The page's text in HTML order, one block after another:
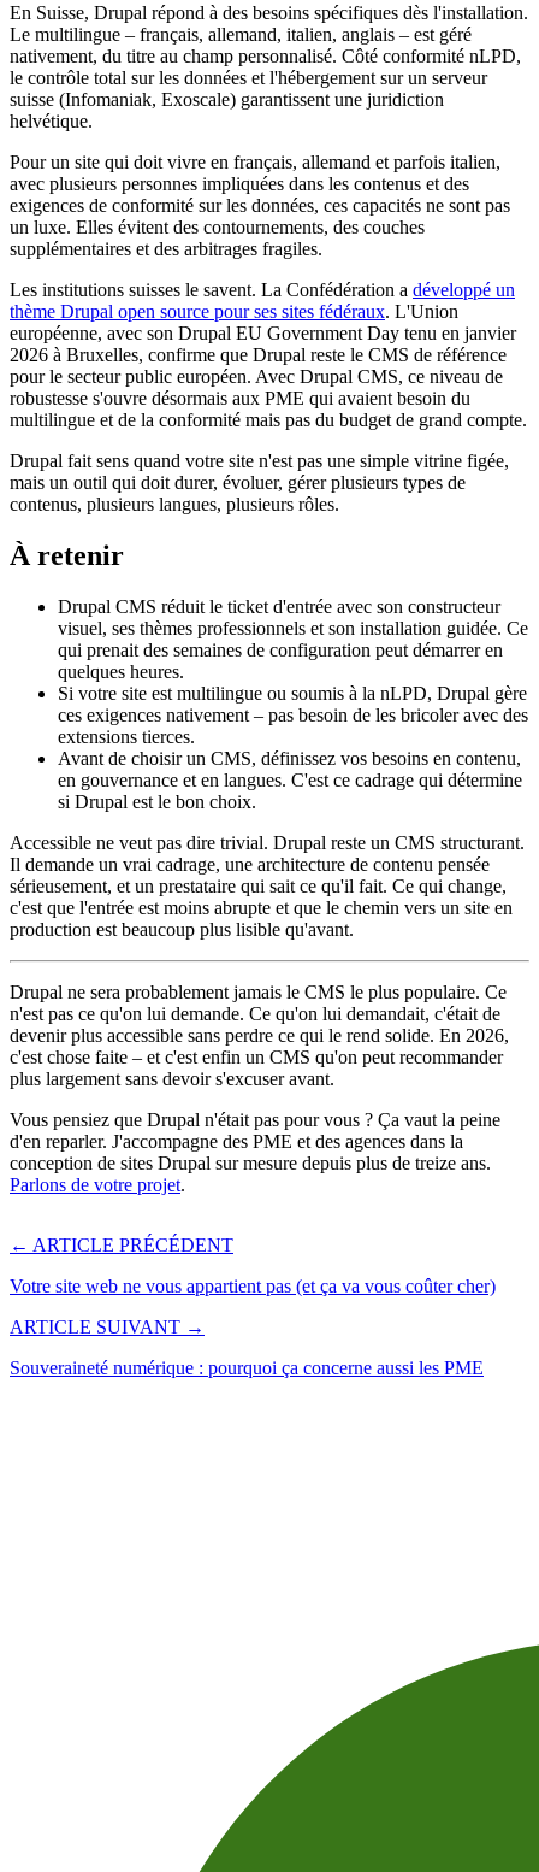
En Suisse, Drupal répond à des besoins spécifiques dès l'installation.
Le multilingue – français, allemand, italien, anglais – est géré
nativement, du titre au champ personnalisé. Côté conformité nLPD,
le contrôle total sur les données et l'hébergement sur un serveur
suisse (Infomaniak, Exoscale) garantissent une juridiction
helvétique.
Pour un site qui doit vivre en français, allemand et parfois italien,
avec plusieurs personnes impliquées dans les contenus et des
exigences de conformité sur les données, ces capacités ne sont pas
un luxe. Elles évitent des contournements, des couches
supplémentaires et des arbitrages fragiles.
Les institutions suisses le savent. La Confédération a développé un
thème Drupal open source pour ses sites fédéraux. L'Union
européenne, avec son Drupal EU Government Day tenu en janvier
2026 à Bruxelles, confirme que Drupal reste le CMS de référence
pour le secteur public européen. Avec Drupal CMS, ce niveau de
robustesse s'ouvre désormais aux PME qui avaient besoin du
multilingue et de la conformité mais pas du budget de grand compte.
Drupal fait sens quand votre site n'est pas une simple vitrine figée,
mais un outil qui doit durer, évoluer, gérer plusieurs types de
contenus, plusieurs langues, plusieurs rôles.
À retenir
Drupal CMS réduit le ticket d'entrée avec son constructeur
visuel, ses thèmes professionnels et son installation guidée. Ce
qui prenait des semaines de configuration peut démarrer en
quelques heures.
Si votre site est multilingue ou soumis à la nLPD, Drupal gère
ces exigences nativement – pas besoin de les bricoler avec des
extensions tierces.
Avant de choisir un CMS, définissez vos besoins en contenu,
en gouvernance et en langues. C'est ce cadrage qui détermine
si Drupal est le bon choix.
Accessible ne veut pas dire trivial. Drupal reste un CMS structurant.
Il demande un vrai cadrage, une architecture de contenu pensée
sérieusement, et un prestataire qui sait ce qu'il fait. Ce qui change,
c'est que l'entrée est moins abrupte et que le chemin vers un site en
production est beaucoup plus lisible qu'avant.
Drupal ne sera probablement jamais le CMS le plus populaire. Ce
n'est pas ce qu'on lui demande. Ce qu'on lui demandait, c'était de
devenir plus accessible sans perdre ce qui le rend solide. En 2026,
c'est chose faite – et c'est enfin un CMS qu'on peut recommander
plus largement sans devoir s'excuser avant.
Vous pensiez que Drupal n'était pas pour vous ? Ça vaut la peine
d'en reparler. J'accompagne des PME et des agences dans la
conception de sites Drupal sur mesure depuis plus de treize ans.
Parlons de votre projet.
← ARTICLE PRÉCÉDENT
Votre site web ne vous appartient pas (et ça va vous coûter cher)
ARTICLE SUIVANT →
Souveraineté numérique : pourquoi ça concerne aussi les PME